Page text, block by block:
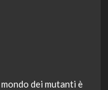
dei mutanti è